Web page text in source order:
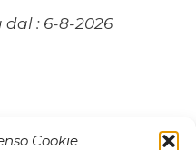
Cookie
dal : 6-8-2026